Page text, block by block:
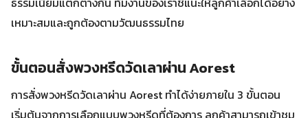
เหมาะสมและถูกต้องตามวัฒนธรรมไทย
ขั้นตอนสั่งพวงหรีดวัดเลาผ่าน Aorest
การสั่งพวงหรีดวัดเลาผ่าน Aorest ทำได้ง่ายภายใน 3 ขั้นตอน